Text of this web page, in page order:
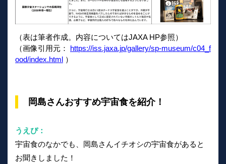
（表は筆者作成。内容についてはJAXA HP参照）
（画像引用元： https://iss.jaxa.jp/gallery/sp-museum/c04_f
ood/index.html ）
岡島さんおすすめ宇宙食を紹介！
うえぴ：
宇宙食のなかでも、岡島さんイチオシの宇宙食があると
お聞きしました！